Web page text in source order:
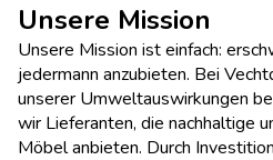
Unsere Mission
Unsere Mission ist einfach:
jedermann anzubieten. Bei
unserer Umweltauswirkungen
wir Lieferanten, die nachhaltige
Möbel anbieten. Durch